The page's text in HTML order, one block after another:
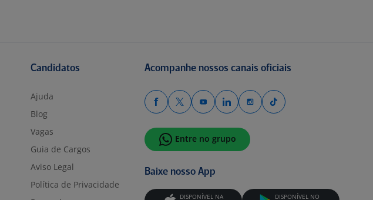
Candidatos
Ajuda
Blog
Vagas
Guia de Cargos
Aviso Legal
Política de Privacidade
Acompanhe nossos canais oficiais
Entre no grupo
Baixe nosso App
DISPONÍVEL NA DISPONÍVEL NO